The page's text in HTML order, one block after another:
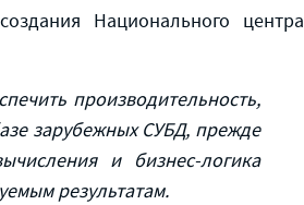
Национального центра
производительность,
зарубежных СУБД, прежде
и бизнес-логика
результатам.